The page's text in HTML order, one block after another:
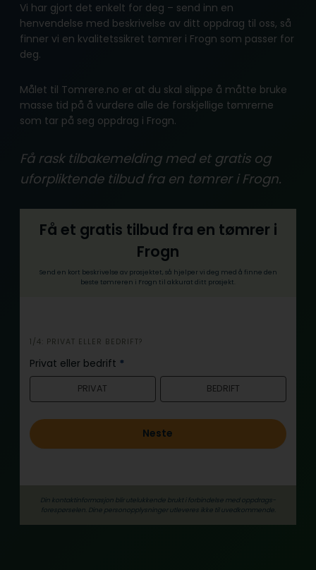
Vi har gjort det enkelt for deg – send inn en
henvendelse med beskrivelse av ditt oppdrag til oss, så
finner vi en kvalitetssikret tømrer i Frogn som passer for
deg.
Målet til Tomrere.no er at du skal slippe å måtte bruke
masse tid på å vurdere alle de forskjellige tømrerne
som tar på seg oppdrag i Frogn.
Få rask tilbakemelding med et gratis og
uforpliktende tilbud fra en tømrer i Frogn.
Få et gratis tilbud fra en tømrer i
Frogn
Send en kort beskrivelse av prosjektet, så hjelper vi deg med å finne den
beste tømreren i Frogn til akkurat ditt prosjekt.
i
n
n
o
d
1/4: PRIVAT ELLER BEDRIFT?
Privat eller bedrift *
PRIVAT BEDRIFT
Neste
Din kontaktinformasjon blir utelukkende brukt i forbindelse med oppdrags­
forespørselen. Dine person­­opplysninger utleveres ikke til uvedkommende.